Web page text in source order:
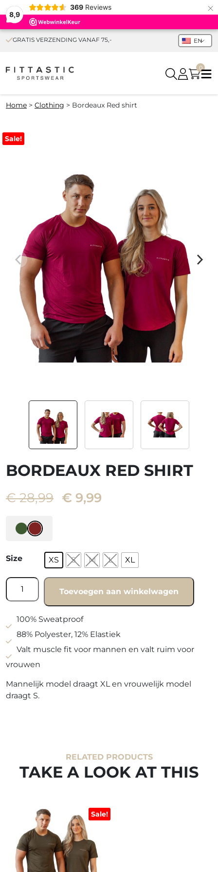
8,9
369 Reviews ×
GRATIS VERZENDING VANAF 75,- EN
0
Home > Clothing > Bordeaux Red shirt
Sale!
BORDEAUX RED SHIRT
€28,99 Oorspronkelijke
prijs
€ 9,99
Size XS S M L XL
Bordeaux
quantity
Toevoegen aan winkelwagen
100% Sweatproof
88% Polyester, 12% Elastiek
Valt muscle fit voor mannen en valt ruim voor
vrouwen
Mannelijk model draagt XL en vrouwelijk model
draagt S.
RELATED PRODUCTS
TAKE A LOOK AT THIS
Sale!